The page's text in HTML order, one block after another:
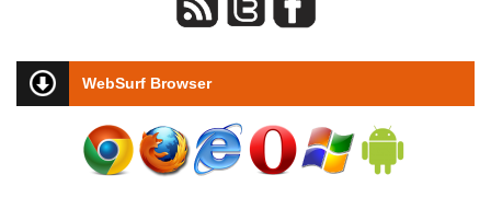
WebSurf Browser